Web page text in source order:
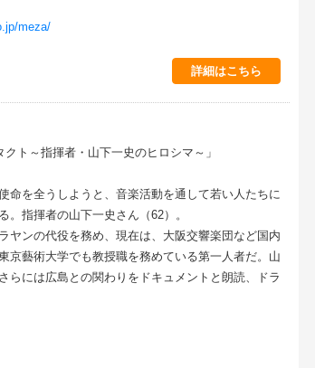
meza/
詳細はこちら
ト～指揮者・山下一史のヒロシマ～」
命を全うしようと、音楽活動を通して若い人たちに
。指揮者の山下一史さん（62）。
ヤンの代役を務め、現在は、大阪交響楽団など国内
京藝術大学でも教授職を務めている第一人者だ。山
らには広島との関わりをドキュメントと朗読、ドラ